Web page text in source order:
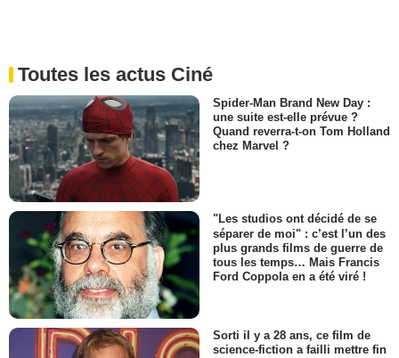
Toutes les actus Ciné
Spider-Man Brand New Day :
une suite est-elle prévue ?
Quand reverra-t-on Tom Holland
chez Marvel ?
"Les studios ont décidé de se
séparer de moi" : c’est l’un des
plus grands films de guerre de
tous les temps… Mais Francis
Ford Coppola en a été viré !
Sorti il y a 28 ans, ce film de
science-fiction a failli mettre fin